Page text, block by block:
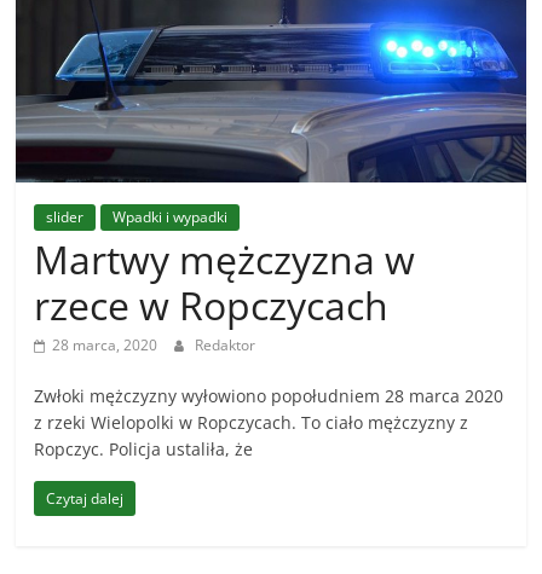
Ropczycko-
Sędziszowskiego
Sportowe
powiatu
Ropczycko-
Sędziszowskiego
slider Wpadki i wypadki
Martwy mężczyzna w
rzece w Ropczycach
28 marca, 2020 Redaktor
Zwłoki mężczyzny wyłowiono popołudniem 28 marca 2020
z rzeki Wielopolki w Ropczycach. To ciało mężczyzny z
Ropczyc. Policja ustaliła, że
Czytaj dalej